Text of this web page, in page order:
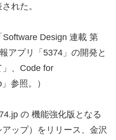
れた。
Software Design 連載 第
アプリ「5374」の開発と
、Code for
参照。）
の 機能強化版となる
ップ）をリリース、金沢